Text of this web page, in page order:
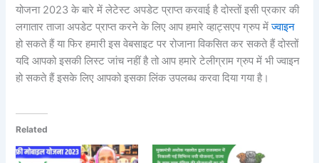
योजना 2023 के बारे में लेटेस्ट अपडेट प्राप्त करवाई है दोस्तों इसी प्रकार की
लगातार ताजा अपडेट प्राप्त करने के लिए आप हमारे व्हाट्सएप ग्रुप मेंज्वाइन
हो सकते हैं या फिर हमारी इस वेबसाइट पर रोजाना विकसित कर सकते हैं दोस्तों
यदि आपको इसकी लिस्ट जांच नहीं है तो आप हमारे टेलीग्राम ग्रुप में भी ज्वाइन
हो सकते हैं इसके लिए आपको इसका लिंक उपलब्ध करवा दिया गया है।
Related